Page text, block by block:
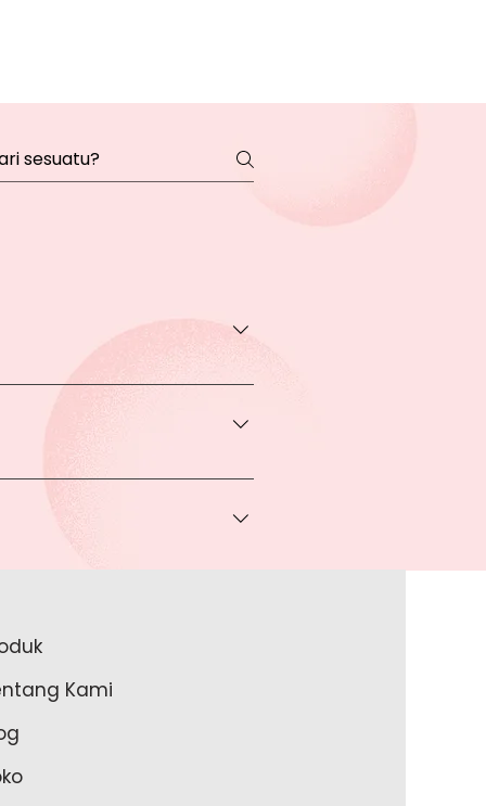
pada halaman Produk
Anda dapatkan apabila
memulai untuk transaksi
Kami